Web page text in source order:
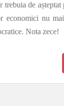
trebuia de așteptat
economici nu
Nota zece!